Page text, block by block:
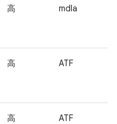
高 mdla
高 ATF
高 ATF